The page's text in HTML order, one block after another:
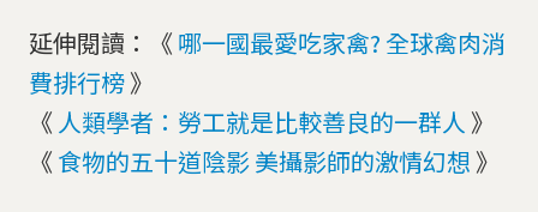
延伸閱讀：《 哪一國最愛吃家禽? 全球禽肉消
費排行榜》
《 人類學者：勞工就是比較善良的一群人 》
《 食物的五十道陰影 美攝影師的激情幻想 》